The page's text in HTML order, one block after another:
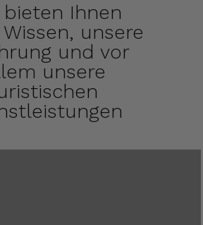
bieten Ihnen
unsere
und vor
unsere